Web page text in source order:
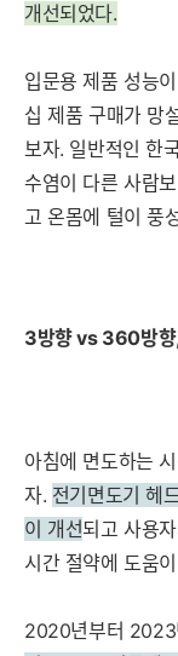
개선되었다.
입문용 제품 성능
십 제품 구매가 망
보자. 일반적인 한
수염이 다른 사람
고 온몸에 털이 풍
3방향 vs 360방향
아침에 면도하는
자. 전기면도기 헤
이 개선되고 사용
시간 절약에 도움
2020년부터 2023